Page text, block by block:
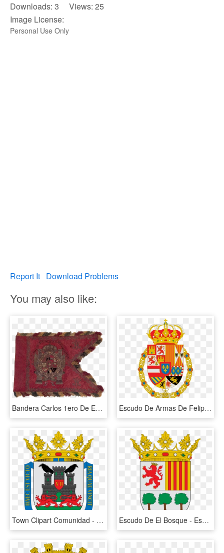
Downloads: 3 Views: 25
Image License:
Personal Use Only
Report It Download Problems
You may also like:
Bandera Carlos 1ero De España Y V - Bandera Carlos 1ero De España Y V Del Imperio, HD Png Download Escudo De Armas De Felipe V Con Toison Y Cruz Espiritu - Escudo De Carlos V, HD Png Download
Town Clipart Comunidad - Escudo Y Bandera De Sevilla, HD Png Download Escudo De El Bosque - Escudo Y Bandera De Sevilla, HD Png Download